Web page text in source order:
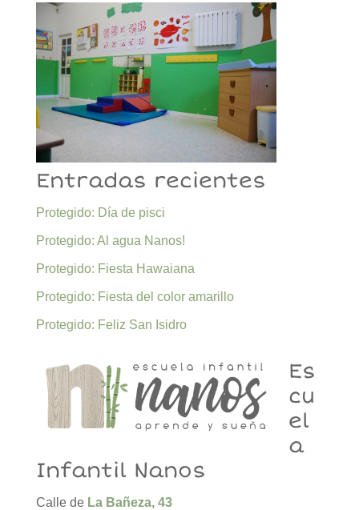
Entradas recientes
Protegido: Día de pisci
Protegido: Al agua Nanos!
Protegido: Fiesta Hawaiana
Protegido: Fiesta del color amarillo
Protegido: Feliz San Isidro
Es
cu
el
a
Infantil Nanos
Calle de La Bañeza, 43